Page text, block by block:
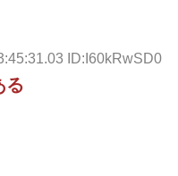
ID:I60kRwSD0
る